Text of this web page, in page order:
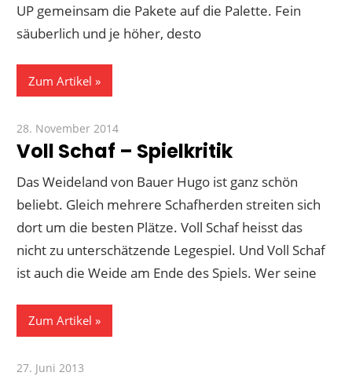
UP gemeinsam die Pakete auf die Palette. Fein
säuberlich und je höher, desto
Zum Artikel
28. November 2014
Voll Schaf – Spielkritik
Das Weideland von Bauer Hugo ist ganz schön
beliebt. Gleich mehrere Schafherden streiten sich
dort um die besten Plätze. Voll Schaf heisst das
nicht zu unterschätzende Legespiel. Und Voll Schaf
ist auch die Weide am Ende des Spiels. Wer seine
Zum Artikel
27. Juni 2013